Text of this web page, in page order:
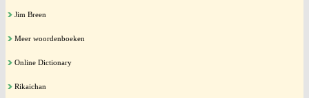
Jim Breen
Meer woordenboeken
Online Dictionary
Rikaichan